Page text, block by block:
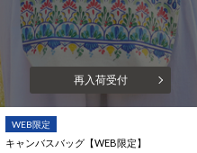
再入荷受付
WEB限定
キャンバスバッグ【WEB限定】